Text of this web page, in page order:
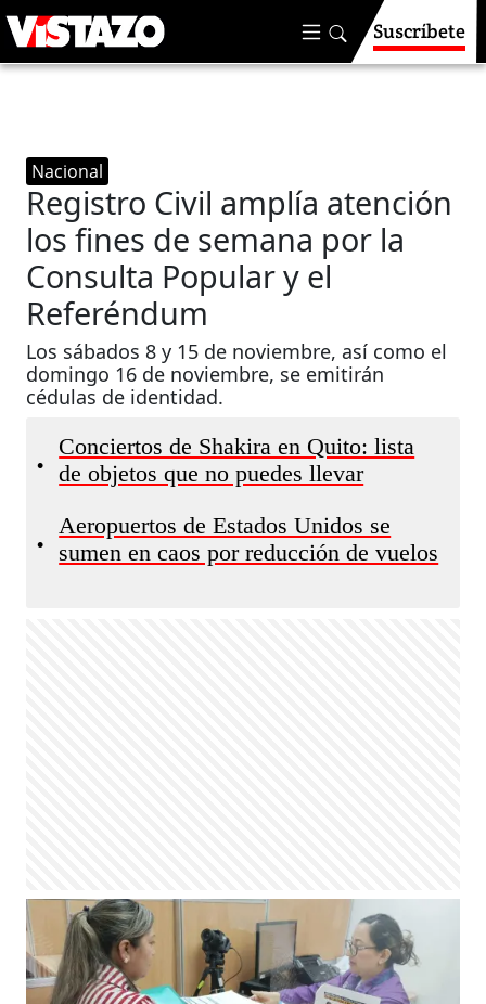
Suscríbete
Nacional
Registro Civil amplía atención
los fines de semana por la
Consulta Popular y el
Referéndum
Los sábados 8 y 15 de noviembre, así como el
domingo 16 de noviembre, se emitirán
cédulas de identidad.
•
Conciertos de Shakira en Quito: lista
de objetos que no puedes llevar
•
Aeropuertos de Estados Unidos se
sumen en caos por reducción de vuelos